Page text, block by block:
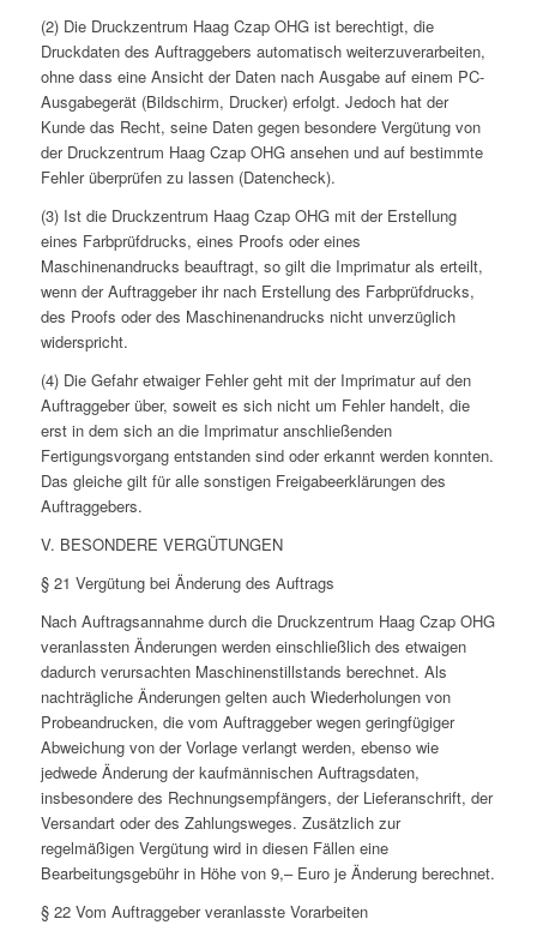
(2) Die Druckzentrum Haag Czap OHG ist berechtigt, die
Druckdaten des Auftraggebers automatisch weiterzuverarbeiten,
ohne dass eine Ansicht der Daten nach Ausgabe auf einem PC-
Ausgabegerät (Bildschirm, Drucker) erfolgt. Jedoch hat der
Kunde das Recht, seine Daten gegen besondere Vergütung von
der Druckzentrum Haag Czap OHG ansehen und auf bestimmte
Fehler überprüfen zu lassen (Datencheck).
(3) Ist die Druckzentrum Haag Czap OHG mit der Erstellung
eines Farbprüfdrucks, eines Proofs oder eines
Maschinenandrucks beauftragt, so gilt die Imprimatur als erteilt,
wenn der Auftraggeber ihr nach Erstellung des Farbprüfdrucks,
des Proofs oder des Maschinenandrucks nicht unverzüglich
widerspricht.
(4) Die Gefahr etwaiger Fehler geht mit der Imprimatur auf den
Auftraggeber über, soweit es sich nicht um Fehler handelt, die
erst in dem sich an die Imprimatur anschließenden
Fertigungsvorgang entstanden sind oder erkannt werden konnten.
Das gleiche gilt für alle sonstigen Freigabeerklärungen des
Auftraggebers.
V. BESONDERE VERGÜTUNGEN
§ 21 Vergütung bei Änderung des Auftrags
Nach Auftragsannahme durch die Druckzentrum Haag Czap OHG
veranlassten Änderungen werden einschließlich des etwaigen
dadurch verursachten Maschinenstillstands berechnet. Als
nachträgliche Änderungen gelten auch Wiederholungen von
Probeandrucken, die vom Auftraggeber wegen geringfügiger
Abweichung von der Vorlage verlangt werden, ebenso wie
jedwede Änderung der kaufmännischen Auftragsdaten,
insbesondere des Rechnungsempfängers, der Lieferanschrift, der
Versandart oder des Zahlungsweges. Zusätzlich zur
regelmäßigen Vergütung wird in diesen Fällen eine
Bearbeitungsgebühr in Höhe von 9,– Euro je Änderung berechnet.
§ 22 Vom Auftraggeber veranlasste Vorarbeiten